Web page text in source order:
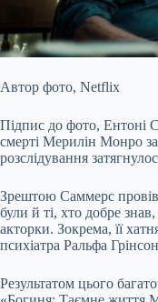
Автор фото, Netflix
Підпис до фото, Ентоні
смерті Мерилін Монро
розслідування
Зрештою Саммерс
були й ті, хто добре
акторки. Зокрема, її
психіатра Ральфа
Результатом цього